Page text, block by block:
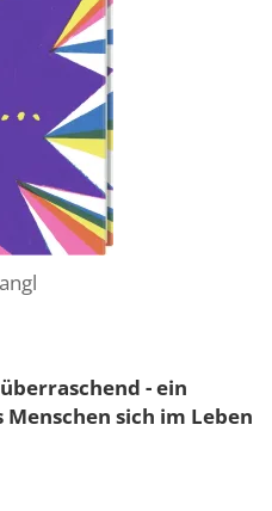
- ein
sich im Leben